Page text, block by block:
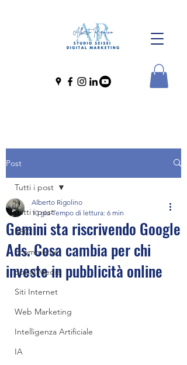
Post
Tutti i post
SEO
Ecommerce
Social Media
Siti Internet
Web Marketing
Intelligenza Artificiale
IA
Tutti i post
Gemini sta riscrivendo Google
Ads. Cosa cambia per chi
investe in pubblicità online
Alberto Rigolino
10 giu Tempo di lettura: 6 min